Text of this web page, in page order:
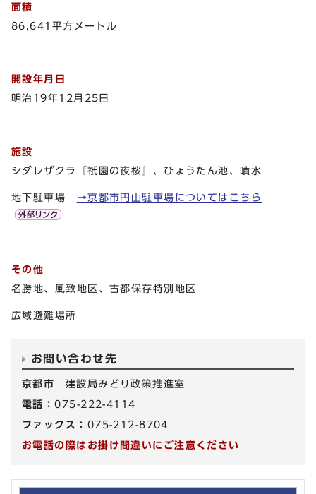
面積
86,641平方メートル
開設年月日
明治19年12月25日
施設
シダレザクラ『祇園の夜桜』、ひょうたん池、噴水
地下駐車場 →京都市円山駐車場についてはこちら
その他
名勝地、風致地区、古都保存特別地区
広域避難場所
お問い合わせ先
京都市 建設局みどり政策推進室
電話：075-222-4114
ファックス： 075-212-8704
お電話の際はお掛け間違いにご注意ください